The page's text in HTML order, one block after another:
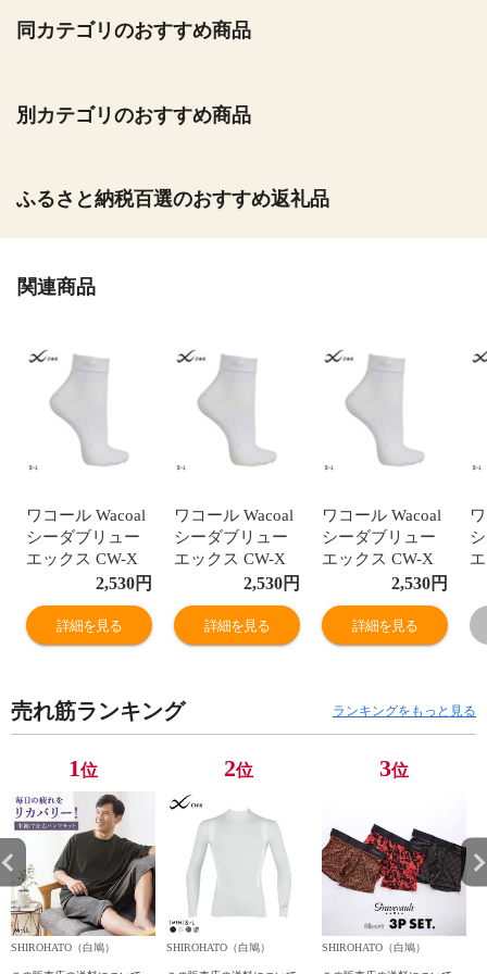
同カテゴリのおすすめ商品
別カテゴリのおすすめ商品
ふるさと納税百選のおすすめ返礼品
関連商品
ワコール Wacoal
シーダブリュー
エックス CW-X
PARTS レディー
ス ふくらはぎサ
ポーター カーフ
サポーター スポ
2,530円
詳細を見る
ワコール Wacoal
シーダブリュー
エックス CW-X
PARTS レディー
ス ふくらはぎサ
ポーター カーフ
サポーター スポ
2,530円
詳細を見る
ワコール Wacoal
シーダブリュー
エックス CW-X
PARTS レディー
ス ふくらはぎサ
ポーター カーフ
サポーター スポ
2,530円
詳細を見る
売れ筋ランキング ランキングをもっと見る
1位
SHIROHATO（白鳩）
2位
SHIROHATO（白鳩）
3位
SHIROHATO（白鳩）